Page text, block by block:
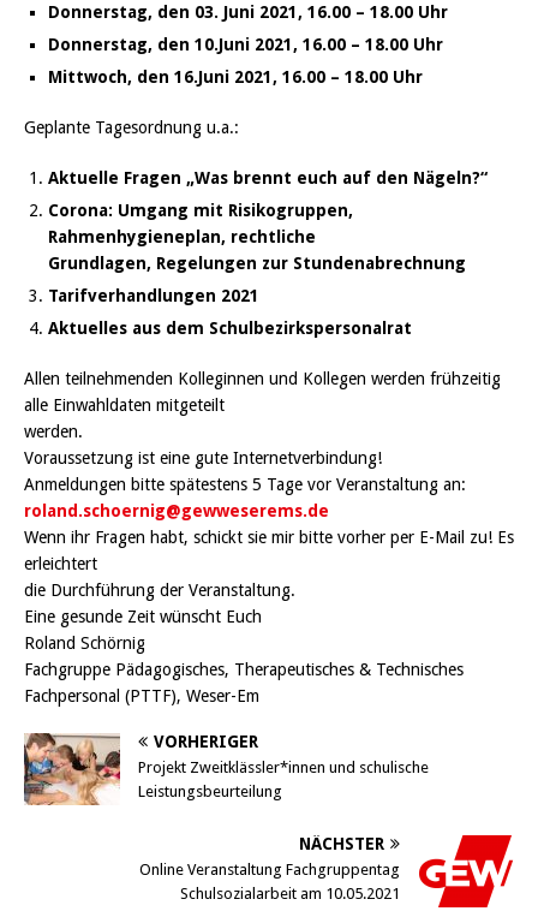
Donnerstag, den 03. Juni 2021, 16.00 – 18.00 Uhr
Donnerstag, den 10.Juni 2021, 16.00 – 18.00 Uhr
Mittwoch, den 16.Juni 2021, 16.00 – 18.00 Uhr
Geplante Tagesordnung u.a.:
Aktuelle Fragen „Was brennt euch auf den Nägeln?“
Corona: Umgang mit Risikogruppen,
Rahmenhygieneplan, rechtliche
Grundlagen, Regelungen zur Stundenabrechnung
Tarifverhandlungen 2021
Aktuelles aus dem Schulbezirkspersonalrat
Allen teilnehmenden Kolleginnen und Kollegen werden frühzeitig
alle Einwahldaten mitgeteilt
werden.
Voraussetzung ist eine gute Internetverbindung!
Anmeldungen bitte spätestens 5 Tage vor Veranstaltung an:
roland.schoernig@gewweserems.de
Wenn ihr Fragen habt, schickt sie mir bitte vorher per E-Mail zu! Es
erleichtert
die Durchführung der Veranstaltung.
Eine gesunde Zeit wünscht Euch
Roland Schörnig
Fachgruppe Pädagogisches, Therapeutisches & Technisches
Fachpersonal (PTTF), Weser-Em
VORHERIGER
Projekt Zweitklässler*innen und schulische
Leistungsbeurteilung
NÄCHSTER
Online Veranstaltung Fachgruppentag
Schulsozialarbeit am 10.05.2021